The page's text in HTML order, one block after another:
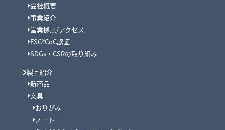
会社概要
事業紹介
営業拠点/アクセス
FSC®CoC認証
SDGs・CSRの取り組み
製品紹介
新商品
文具
おりがみ
ノート